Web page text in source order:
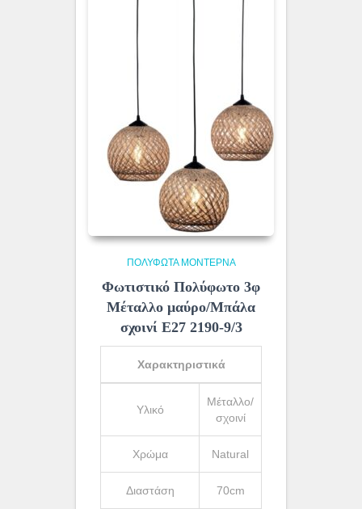
ΠΟΛΎΦΩΤΑ ΜΟΝΤΈΡΝΑ
Φωτιστικό Πολύφωτο 3φ
Μέταλλο μαύρο/Μπάλα
σχοινί Ε27 2190-9/3
Χαρακτηριστικά
Υλικό
Μέταλλο/
σχοινί
Χρώμα Natural
Διαστάση 70cm